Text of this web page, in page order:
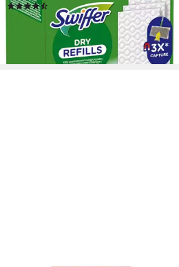
(3)
8,69 €
lieferbar - in 2-3 Werktagen bei dir